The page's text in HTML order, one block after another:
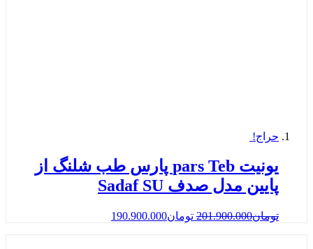
حراج!
یونیت pars Teb پارس طب شلنگ از
پایین مدل صدف Sadaf SU
تومان201.900.000 تومان190.900.000